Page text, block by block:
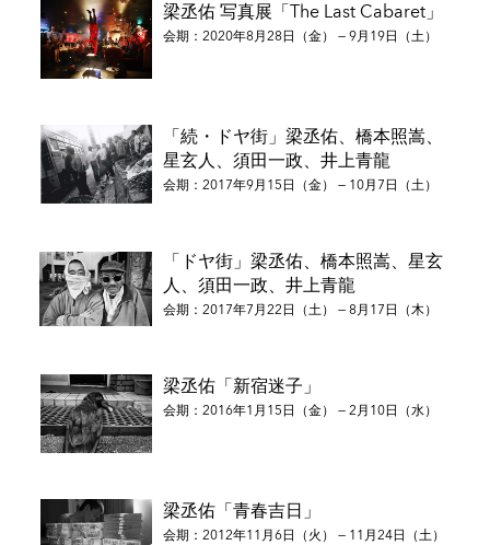
2018年 「人」写大ギャラリー、東京
2019年 「いつかは消える」井邑市立美術館、韓国全羅北道
2019年 「We're Shit But Champions」禪フォトギャラリー、東
京
2020年 「The Last Cabaret」禪フォトギャラリー、東京
2021年 「君はあっちがわ僕はこっちがわ３」写真日和、東京
2021年 「ヤン太郎 バカ太郎」禪フォトギャラリー、東京
2021年 「だるまさんが転んだ」Third District Gallery、東京
2022年 「TEKIYA 的屋」禪フォトギャラリー、東京
2022年 「B side」ふげん社、東京
2022年 「Look Back in Anger_1 Yang Seung-Woo」ギャラリ
ー・ブレッソン、ソウル
2023年 「人間模様」Lee Seen Art Space、釜山
2023年 「人間模様」Gallery Ryugaheon、ソウル
2024年 「人間模様」Seohak Art Space, 全州
2024年 「荷物」禪フォトギャラリー、東京
梁丞佑 写真展「The Last Cabaret」
会期：2020年8月28日（金） — 9月19日（土）
「続・ドヤ街」梁丞佑、橋本照嵩、
星玄人、須田一政、井上青龍
会期：2017年9月15日（金） — 10月7日（土）
「ドヤ街」梁丞佑、橋本照嵩、星玄
人、須田一政、井上青龍
会期：2017年7月22日（土） — 8月17日（木）
梁丞佑「新宿迷子」
会期：2016年1月15日（金） — 2月10日（水）
梁丞佑「青春吉日」
会期：2012年11月6日（火） — 11月24日（土）